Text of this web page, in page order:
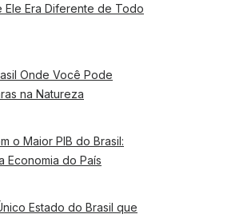
Ele Era Diferente de Todo
Onde Você Pode
na Natureza
o Maior PIB do Brasil:
Economia do País
Estado do Brasil que